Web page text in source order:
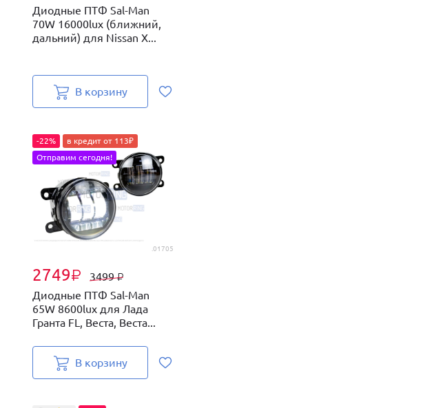
Диодные ПТФ Sal-Man
70W 16000lux (ближний,
дальний) для Nissan X...
В корзину
.01705
2749₽ 3499₽
-22%
в кредит от 113₽
Отправим сегодня!
Диодные ПТФ Sal-Man
65W 8600lux для Лада
Гранта FL, Веста, Веста...
В корзину